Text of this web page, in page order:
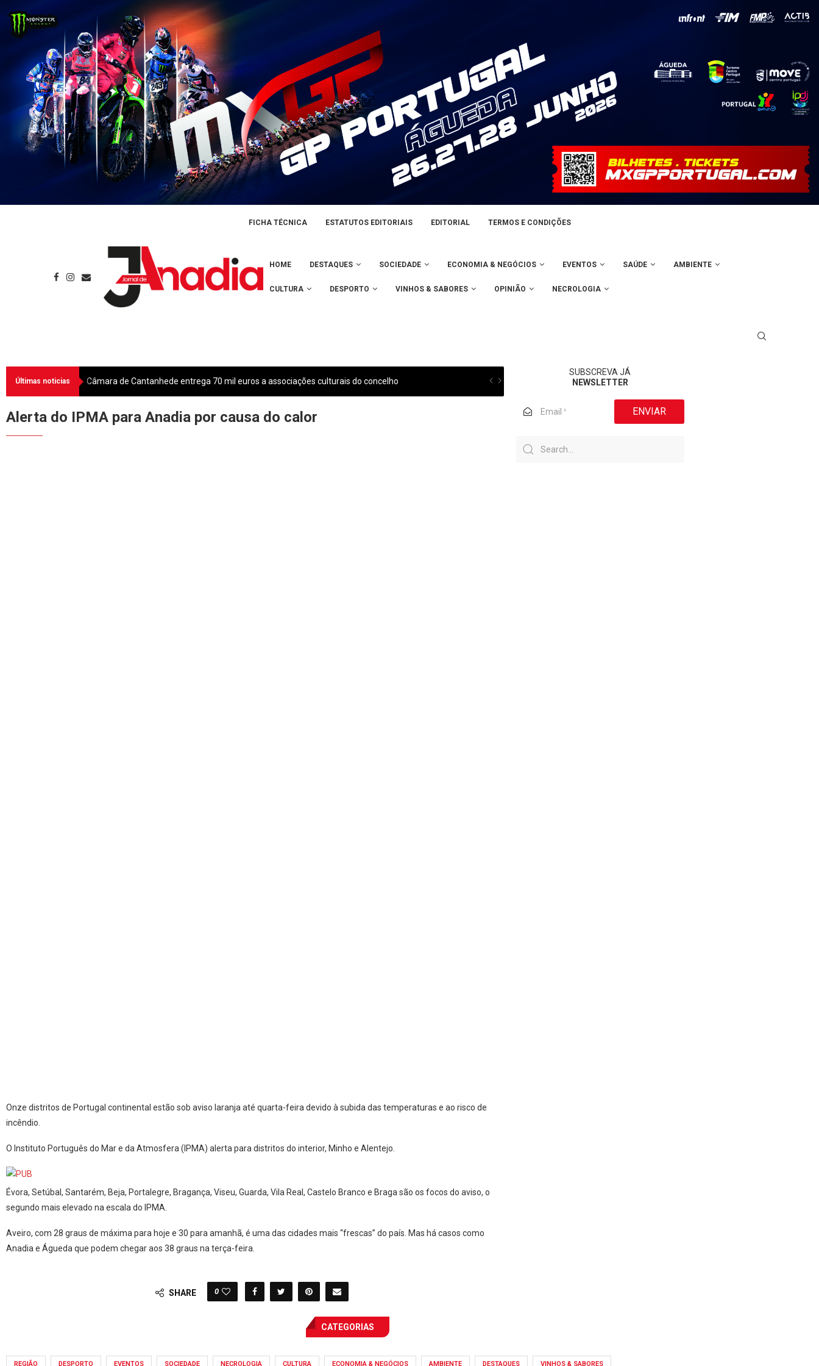
FICHA TÉCNICA ESTATUTOS EDITORIAIS EDITORIAL TERMOS E CONDIÇÕES
HOME DESTAQUES SOCIEDADE ECONOMIA & NEGÓCIOS EVENTOS SAÚDE AMBIENTE
CULTURA DESPORTO VINHOS & SABORES OPINIÃO NECROLOGIA
Últimas noticias Câmara de Cantanhede entrega 70 mil euros a associações culturais do concelho
Alerta do IPMA para Anadia por causa do calor
Onze distritos de Portugal continental estão sob aviso laranja até quarta-feira devido à subida das temperaturas e ao risco de
incêndio.
O Instituto Português do Mar e da Atmosfera (IPMA) alerta para distritos do interior, Minho e Alentejo.
Évora, Setúbal, Santarém, Beja, Portalegre, Bragança, Viseu, Guarda, Vila Real, Castelo Branco e Braga são os focos do aviso, o
segundo mais elevado na escala do IPMA.
Aveiro, com 28 graus de máxima para hoje e 30 para amanhã, é uma das cidades mais “frescas” do país. Mas há casos como
Anadia e Águeda que podem chegar aos 38 graus na terça-feira.
SHARE 0
SUBSCREVA JÁ
NEWSLETTER
ENVIAR
CATEGORIAS
REGIÃO DESPORTO EVENTOS SOCIEDADE NECROLOGIA CULTURA ECONOMIA & NEGÓCIOS AMBIENTE DESTAQUES VINHOS & SABORES